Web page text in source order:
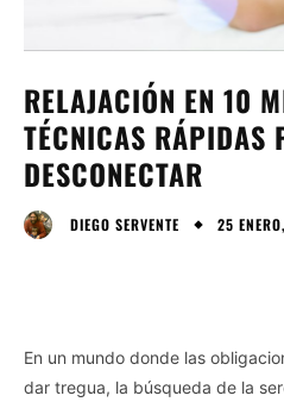
RELAJACIÓN EN 10
TÉCNICAS RÁPIDAS
DESCONECTAR
DIEGO SERVENTE 25
En un mundo donde las
dar tregua, la búsqueda de la